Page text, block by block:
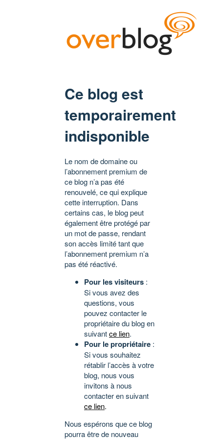
Ce blog est
temporairement
indisponible
Le nom de domaine ou
l’abonnement premium de
ce blog n’a pas été
renouvelé, ce qui explique
cette interruption. Dans
certains cas, le blog peut
également être protégé par
un mot de passe, rendant
son accès limité tant que
l’abonnement premium n’a
pas été réactivé.
Pour les visiteurs :
Si vous avez des
questions, vous
pouvez contacter le
propriétaire du blog en
suivantce lien.
Pour le propriétaire :
Si vous souhaitez
rétablir l’accès à votre
blog, nous vous
invitons à nous
contacter en suivant
ce lien.
Nous espérons que ce blog
pourra être de nouveau